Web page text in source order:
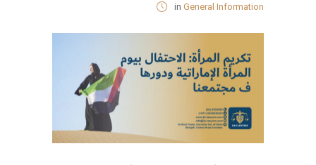
in General Information